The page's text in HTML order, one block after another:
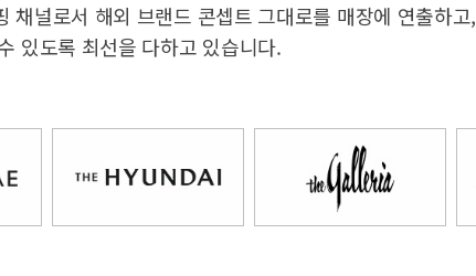
채널로서 해외 브랜드 콘셉트 그대로를 매장에 연출하고,
있도록 최선을 다하고 있습니다.